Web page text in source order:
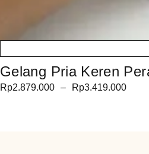
Gelang Pria Keren
Rp2.879.000 – Rp3.419.000